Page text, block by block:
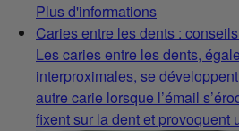
Plus d'informations
Caries entre les dents :
Les caries entre les dents,
interproximales, se
autre carie lorsque l’émail
fixent sur la dent et provoquent